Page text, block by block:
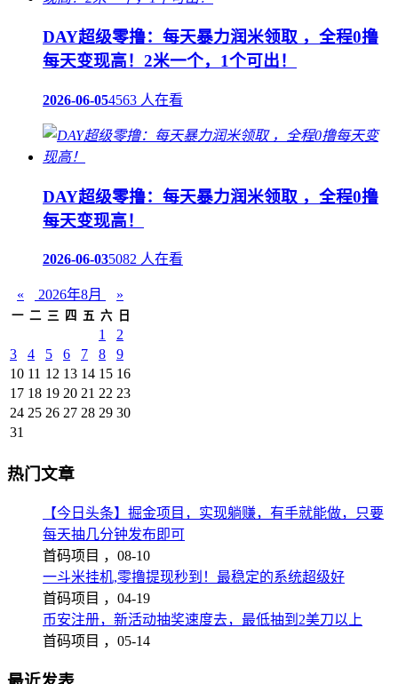
DAY超级零撸：每天暴力润米领取 ，全程0撸
每天变现高！2米一个，1个可出！
2026-06-054563 人在看
DAY超级零撸：每天暴力润米领取 ，全程0撸
每天变现高！
2026-06-035082 人在看
« 2026年8月 »
一 二 三 四 五 六 日
1
2
3
4 5 6 7 8
9
10 11 12 13 14 15 16
17 18 19 20 21 22 23
24 25 26 27 28 29 30
31
热门文章
【今日头条】掘金项目，实现躺赚，有手就能做，只要
每天抽几分钟发布即可
首码项目 ， 08-10
一斗米挂机,零撸提现秒到！最稳定的系统超级好
首码项目 ， 04-19
币安注册，新活动抽奖速度去，最低抽到2美刀以上
首码项目 ， 05-14